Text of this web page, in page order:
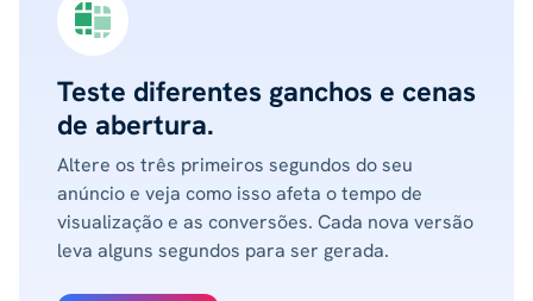
Teste diferentes ganchos e cenas
de abertura.
Altere os três primeiros segundos do seu
anúncio e veja como isso afeta o tempo de
visualização e as conversões. Cada nova versão
leva alguns segundos para ser gerada.